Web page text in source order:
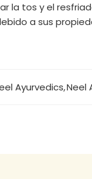
la tos y el
a sus
Ayurvedics,Neel